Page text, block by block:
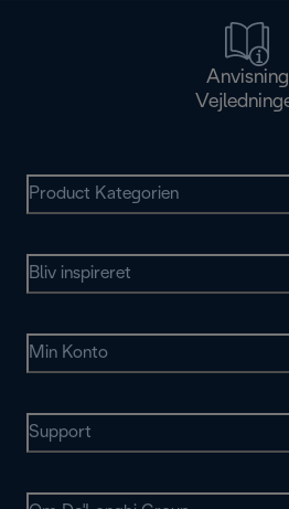
Anvisning
Product Kategorien
Bliv inspireret
Min Konto
Support